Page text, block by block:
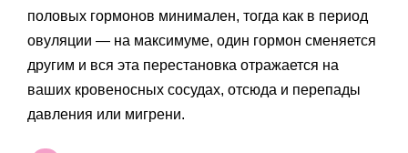
половых гормонов минимален, тогда как в период
овуляции — на максимуме, один гормон сменяется
другим и вся эта перестановка отражается на
ваших кровеносных сосудах, отсюда и перепады
давления или мигрени.